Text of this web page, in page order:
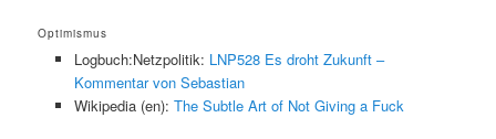
Optimismus
Logbuch:Netzpolitik: LNP528 Es droht Zukunft –
Kommentar von Sebastian
Wikipedia (en): The Subtle Art of Not Giving a Fuck